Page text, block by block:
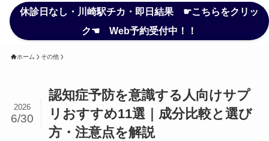
休診日なし・川崎駅チカ・即日結果 ☛こちらをクリッ
ク☚ Web予約受付中！！
ホーム その他
認知症予防を意識する人向けサプ
リおすすめ11選｜成分比較と選び
方・注意点を解説
2026
6/30